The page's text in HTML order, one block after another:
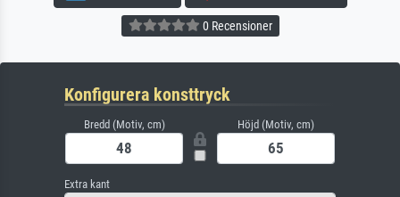
0 Recensioner
Konfigurera konsttryck
Bredd (Motiv, cm) Höjd (Motiv, cm)
Extra kant